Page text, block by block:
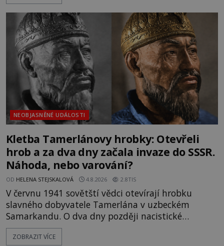
mezi vůdce protihusitského boje. Za manželku má
skutečně jistou
NEOBJASNĚNÉ UDÁLOSTI
Kletba Tamerlánovy hrobky: Otevřeli
hrob a za dva dny začala invaze do SSSR.
Náhoda, nebo varování?
OD HELENA STEJSKALOVÁ 4.8.2026 2.8TIS
V červnu 1941 sovětští vědci otevírají hrobku
slavného dobyvatele Tamerlána v uzbeckém
Samarkandu. O dva dny později nacistické
Německo zahajuje operaci Barbarossa a napadá
Sovětský svaz. Shoda dat je natolik zarážející, že se
ZOBRAZIT VÍCE